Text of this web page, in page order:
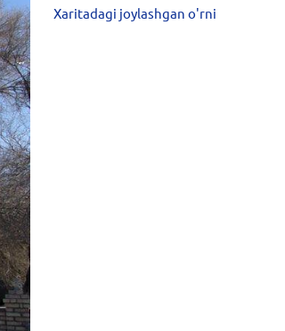
Xaritadagi joylashgan o'rni